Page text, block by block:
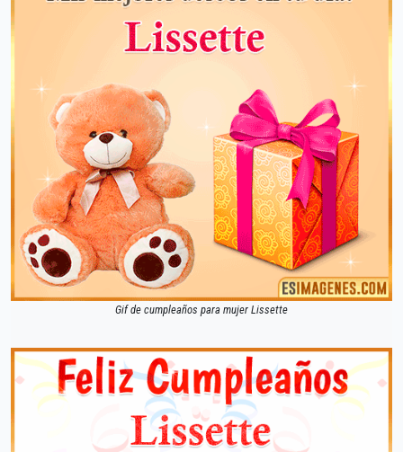
Gif de cumpleaños para mujer Lissette